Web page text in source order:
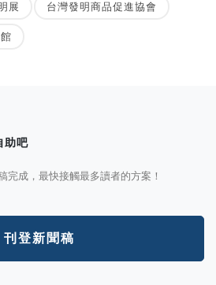
展 台灣發明商品促進協會
助吧
完成，最快接觸最多讀者的方案！
刊登新聞稿